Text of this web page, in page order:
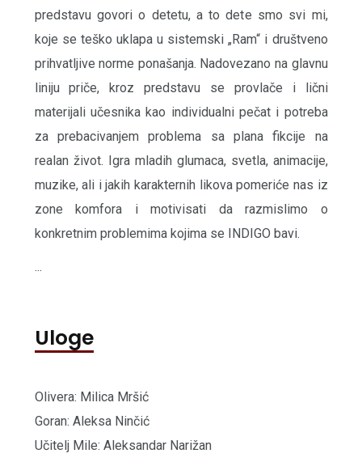
predstavu govori o detetu, a to dete smo svi mi,
koje se teško uklapa u sistemski „Ram“ i društveno
prihvatljive norme ponašanja. Nadovezano na glavnu
liniju priče, kroz predstavu se provlače i lični
materijali učesnika kao individualni pečat i potreba
za prebacivanjem problema sa plana fikcije na
realan život. Igra mladih glumaca, svetla, animacije,
muzike, ali i jakih karakternih likova pomeriće nas iz
zone komfora i motivisati da razmislimo o
konkretnim problemima kojima se INDIGO bavi.
...
Uloge
Olivera: Milica Mršić
Goran: Aleksa Ninčić
Učitelj Mile: Aleksandar Narižan